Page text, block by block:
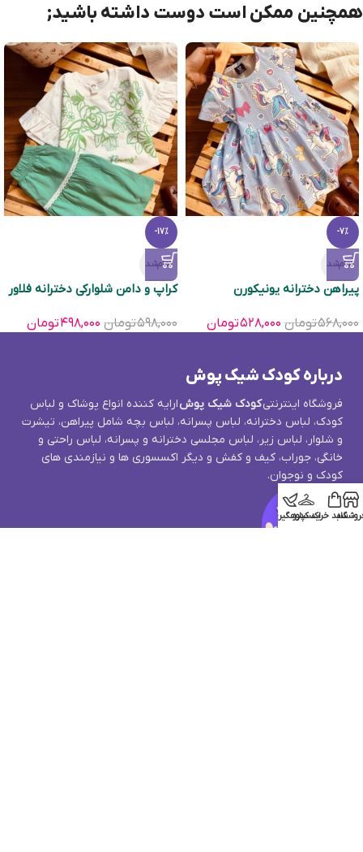
همچنین ممکن است دوست داشته باشید;
-7%
تمام‌شد
پیراهن دخترانه یونیکورن
۵۶۸,۰۰۰تومان ۵۲۸,۰۰۰تومان
-17%
تمام‌شد
کراپ و دامن شلوارکی دخترانه فلاور
۵۹۸,۰۰۰تومان ۴۹۸,۰۰۰تومان
درباره کودک شیک پوش
فروشگاه اینترنتیکودک شیک پوشارایه کننده انواع پوشاک و لباس
کودک، لباس دخترانه، لباس پسرانه، لباس بچه شامل پیراهن، تیشرت
و شلوار، لباس زیر، لباس مجلسی دخترانه و پسرانه، لباس راحتی و
خانگی، جوراب، کیف و کفش و دیگر اکسسوری ها و نیازمندی های
کودک و نوجوان.
سبد خریداکسپلور
کدرهگیری